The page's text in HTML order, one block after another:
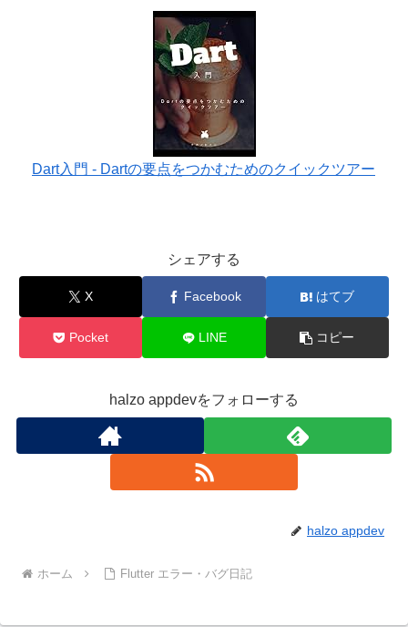
Dart入門 - Dartの要点をつかむためのクイックツアー
シェアする
X Facebook はてブ
Pocket LINE コピー
halzo appdevをフォローする
halzo appdev
ホーム Flutter エラー・バグ日記